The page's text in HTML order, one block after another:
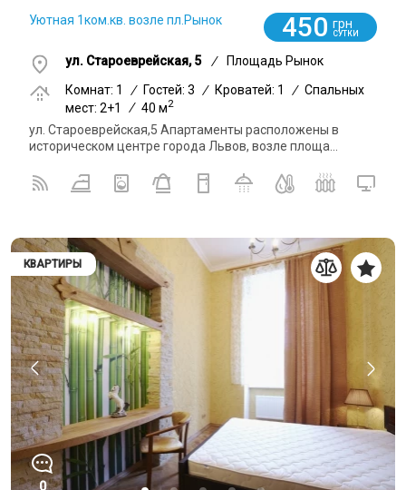
Уютная 1ком.кв. возле пл.Рынок 450 грн
СУТКИ
ул. Староеврейская, 5 /
Площадь Рынок
Комнат: 1
/ Гостей: 3 / Кроватей: 1 / Спальных
мест: 2+1
/ 40 м2
ул. Староеврейская,5 Апартаменты расположены в
историческом центре города Львов, возле площа...
КВАРТИРЫ
0